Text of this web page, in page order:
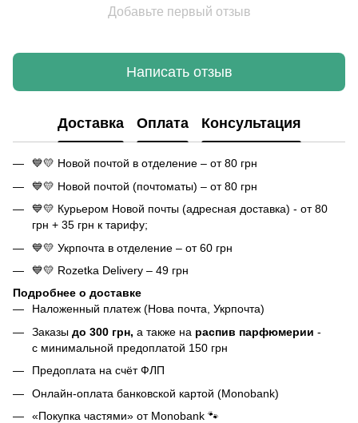
Добавьте первый отзыв
Написать отзыв
Доставка Оплата Консультация
💙💛 Новой почтой в отделение – от 80 грн
💙💛 Новой почтой (почтоматы) – от 80 грн
💙💛 Курьером Новой почты (адресная доставка) - от 80
грн + 35 грн к тарифу;
💙💛 Укрпочта в отделение – от 60 грн
💙💛 Rozetka Delivery – 49 грн
Подробнее о доставке
Наложенный платеж (Нова почта, Укрпочта)
Заказы до 300 грн, а также на распив парфюмерии -
с минимальной предоплатой 150 грн
Предоплата на счёт ФЛП
Онлайн-оплата банковской картой (Monobank)
«Покупка частями» от Monobank 🐾